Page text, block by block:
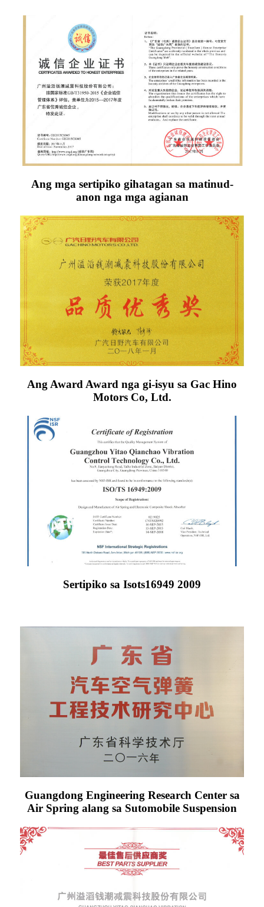
Ang mga sertipiko gihatagan sa matinud-
anon nga mga agianan
Ang Award Award nga gi-isyu sa Gac Hino
Motors Co, Ltd.
Sertipiko sa Isots16949 2009
Guangdong Engineering Research Center sa
Air Spring alang sa Sutomobile Suspension